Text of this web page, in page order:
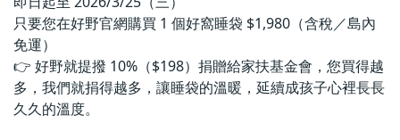
只要您在好野官網購買 1 個好窩睡袋 $1,980（含稅／島內
免運）
👉 好野就提撥 10%（$198）捐贈給家扶基金會，您買得越
多，我們就捐得越多，讓睡袋的溫暖，延續成孩子心裡長長
久久的溫度。